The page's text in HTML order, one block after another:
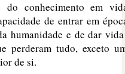
conhecimento em
de entrar em
humanidade e de dar
perderam tudo, exceto
de si.